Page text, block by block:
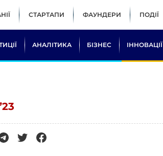
СТАРТАПИ ФАУНДЕРИ ПОДІЇ
АНАЛІТИКА БІЗНЕС ІННОВАЦІЇ